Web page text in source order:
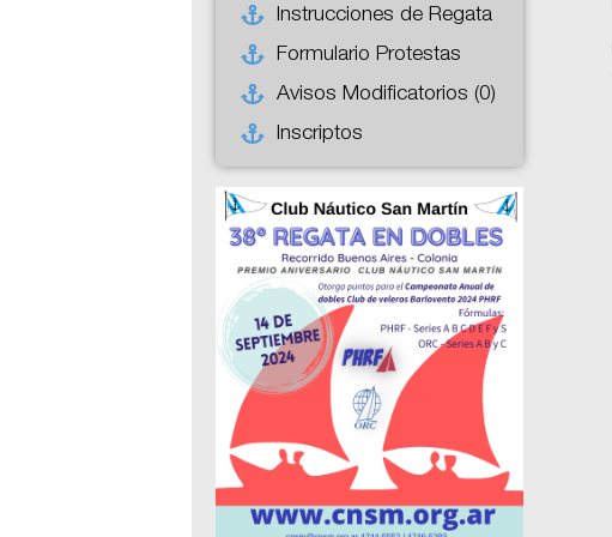
Instrucciones de Regata
Formulario Protestas
Avisos Modificatorios (0)
Inscriptos